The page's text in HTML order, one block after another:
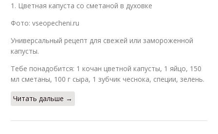
1. Цветная капуста со сметаной в духовке
Фото: vseopecheni.ru
Универсальный рецепт для свежей или замороженной
капусты.
Тебе понадобится: 1 кочан цветной капусты, 1 яйцо, 150
мл сметаны, 100 г сыра, 1 зубчик чеснока, специи, зелень.
Читать дальше →